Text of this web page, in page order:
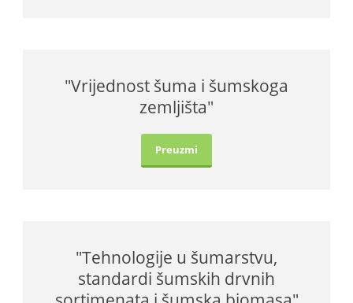
"Vrijednost šuma i šumskoga
zemljišta"
Preuzmi
"Tehnologije u šumarstvu,
standardi šumskih drvnih